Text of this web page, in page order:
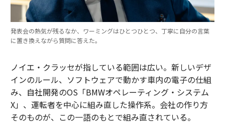
発表会の熱気が残るなか、ワーミングはひとつひとつ、丁寧に自分の言葉
に置き換えながら質問に答えた。
ノイエ・クラッセが指している範囲は広い。新しいデザ
インのルール、ソフトウェアで動かす車内の電子の仕組
み、自社開発のOS「BMWオペレーティング・システム
X」、運転者を中心に組み直した操作系。会社の作り方
そのものが、この一語のもとで組み直されている。